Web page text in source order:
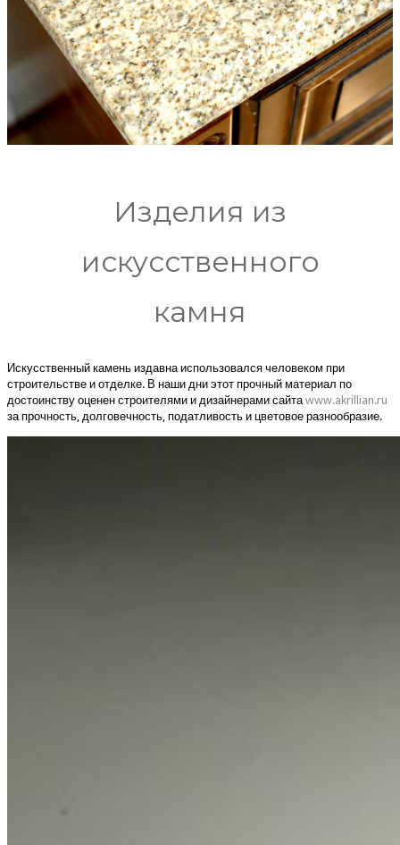
Изделия из
искусственного
камня
Искусственный камень издавна использовался человеком при
строительстве и отделке. В наши дни этот прочный материал по
достоинству оценен строителями и дизайнерами сайтаwww.akrillian.ru
за прочность, долговечность, податливость и цветовое разнообразие.